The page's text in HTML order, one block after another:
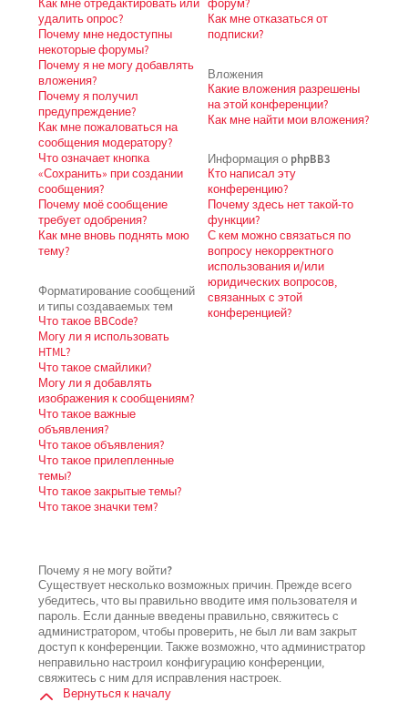
Как мне отредактировать или
удалить опрос?
Почему мне недоступны
некоторые форумы?
Почему я не могу добавлять
вложения?
Почему я получил
предупреждение?
Как мне пожаловаться на
сообщения модератору?
Что означает кнопка
«Сохранить» при создании
сообщения?
Почему моё сообщение
требует одобрения?
Как мне вновь поднять мою
тему?
Форматирование сообщений
и типы создаваемых тем
Что такое BBCode?
Могу ли я использовать
HTML?
Что такое смайлики?
Могу ли я добавлять
изображения к сообщениям?
Что такое важные
объявления?
Что такое объявления?
Что такое прилепленные
темы?
Что такое закрытые темы?
Что такое значки тем?
форум?
Как мне отказаться от
подписки?
Вложения
Какие вложения разрешены
на этой конференции?
Как мне найти мои вложения?
Информация о phpBB3
Кто написал эту
конференцию?
Почему здесь нет такой-то
функции?
С кем можно связаться по
вопросу некорректного
использования и/или
юридических вопросов,
связанных с этой
конференцией?
Почему я не могу войти?
Существует несколько возможных причин. Прежде всего
убедитесь, что вы правильно вводите имя пользователя и
пароль. Если данные введены правильно, свяжитесь с
администратором, чтобы проверить, не был ли вам закрыт
доступ к конференции. Также возможно, что администратор
неправильно настроил конфигурацию конференции,
свяжитесь с ним для исправления настроек.
Вернуться к началу